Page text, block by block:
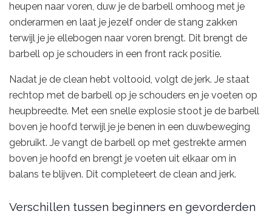
heupen naar voren, duw je de barbell omhoog met je
onderarmen en laat je jezelf onder de stang zakken
terwijl je je ellebogen naar voren brengt. Dit brengt de
barbell op je schouders in een front rack positie.
Nadat je de clean hebt voltooid, volgt de jerk. Je staat
rechtop met de barbell op je schouders en je voeten op
heupbreedte. Met een snelle explosie stoot je de barbell
boven je hoofd terwijl je je benen in een duwbeweging
gebruikt. Je vangt de barbell op met gestrekte armen
boven je hoofd en brengt je voeten uit elkaar om in
balans te blijven. Dit completeert de clean and jerk.
Verschillen tussen beginners en gevorderden